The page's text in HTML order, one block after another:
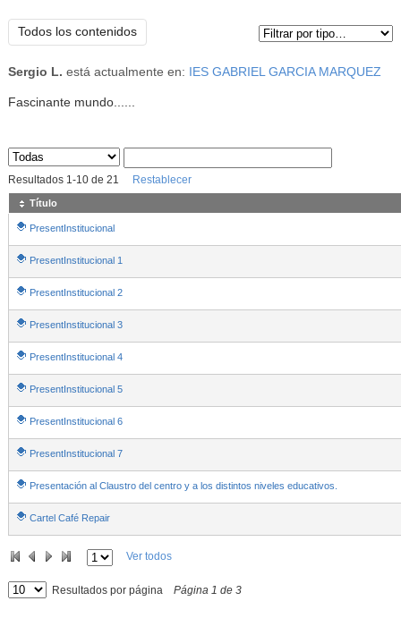
Todos los contenidos
Sergio L. está actualmente en: IES GABRIEL GARCIA MARQUEZ
Fascinante mundo......
Sus archivos
Resultados 1 -10de 21 Restablecer
Título
PresentInstitucional
PresentInstitucional 1
PresentInstitucional 2
PresentInstitucional 3
PresentInstitucional 4
PresentInstitucional 5
PresentInstitucional 6
PresentInstitucional 7
Presentación al Claustro del centro y a los distintos niveles educativos.
Cartel Café Repair
Ver todos
Resultados por página Página 1 de 3